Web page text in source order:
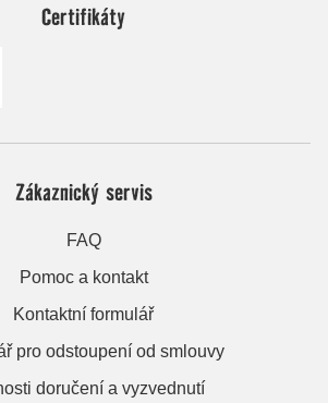
Certifikáty
Zákaznický servis
FAQ
Pomoc a kontakt
Kontaktní formulář
pro odstoupení od smlouvy
doručení a vyzvednutí